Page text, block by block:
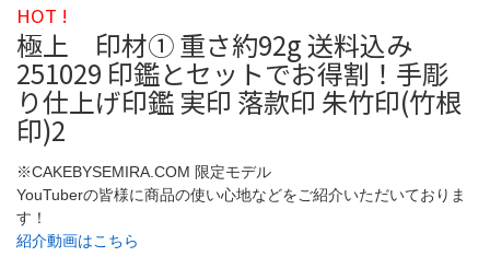
HOT !
極上 印材① 重さ約92g 送料込み
251029 印鑑とセットでお得割！手彫
り仕上げ印鑑 実印 落款印 朱竹印(竹根
印)2
※CAKEBYSEMIRA.COM 限定モデル
YouTuberの皆様に商品の使い心地などをご紹介いただいておりま
す！
紹介動画はこちら